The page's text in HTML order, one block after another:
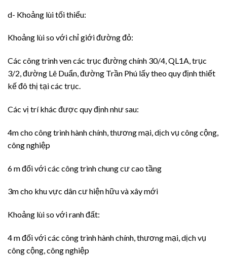
d- Khoảng lùi tối thiểu:
Khoảng lùi so với chỉ giới đường đỏ:
Các công trình ven các trục đường chính 30/4, QL1A, trục
3/2, đường Lê Duẩn, đường Trần Phú lấy theo quy định thiết
kế đô thị tại các trục.
Các vị trí khác được quy định như sau:
4m cho công trình hành chính, thương mại, dịch vụ công cộng,
công nghiệp
6 m đối với các công trình chung cư cao tầng
3m cho khu vực dân cư hiện hữu và xây mới
Khoảng lùi so với ranh đất:
4 m đối với các công trình hành chính, thương mại, dịch vụ
công cộng, công nghiệp